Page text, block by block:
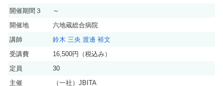
開催期間３
～
開催地
六地蔵総合病院
講師
鈴木 三央 渡邊 裕文
受講費
16,500円（税込み）
定員
30
主催
（一社）JBITA